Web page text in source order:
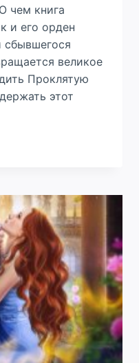
чем книга
и его орден
сбывшегося
великое
Проклятую
этот